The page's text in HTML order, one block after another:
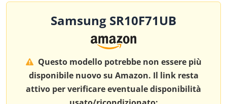
Samsung SR10F71UB
Questo modello potrebbe non essere più
disponibile nuovo su Amazon. Il link resta
attivo per verificare eventuale disponibilità